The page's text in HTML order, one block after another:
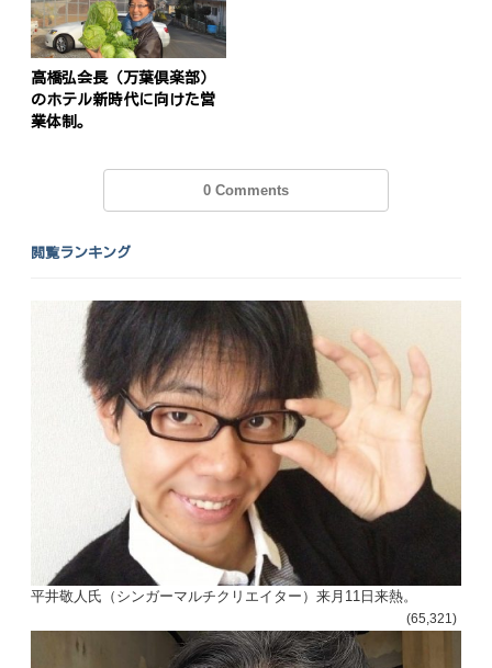
高橋弘会長（万葉倶楽部）
のホテル新時代に向けた営
業体制。
0 Comments
閲覧ランキング
平井敬人氏（シンガーマルチクリエイター）来月11日来熱。
(65,321)